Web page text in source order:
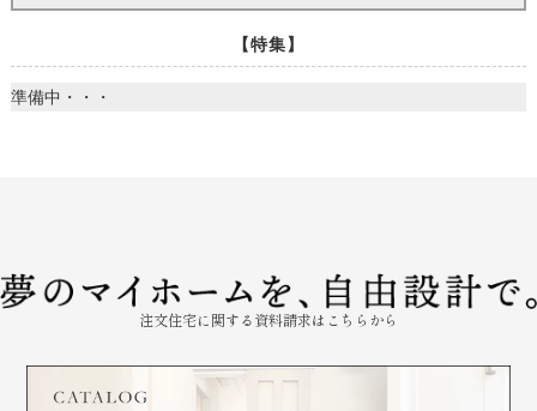
【特集】
準備中・・・
注文住宅に関する資料請求はこちらから